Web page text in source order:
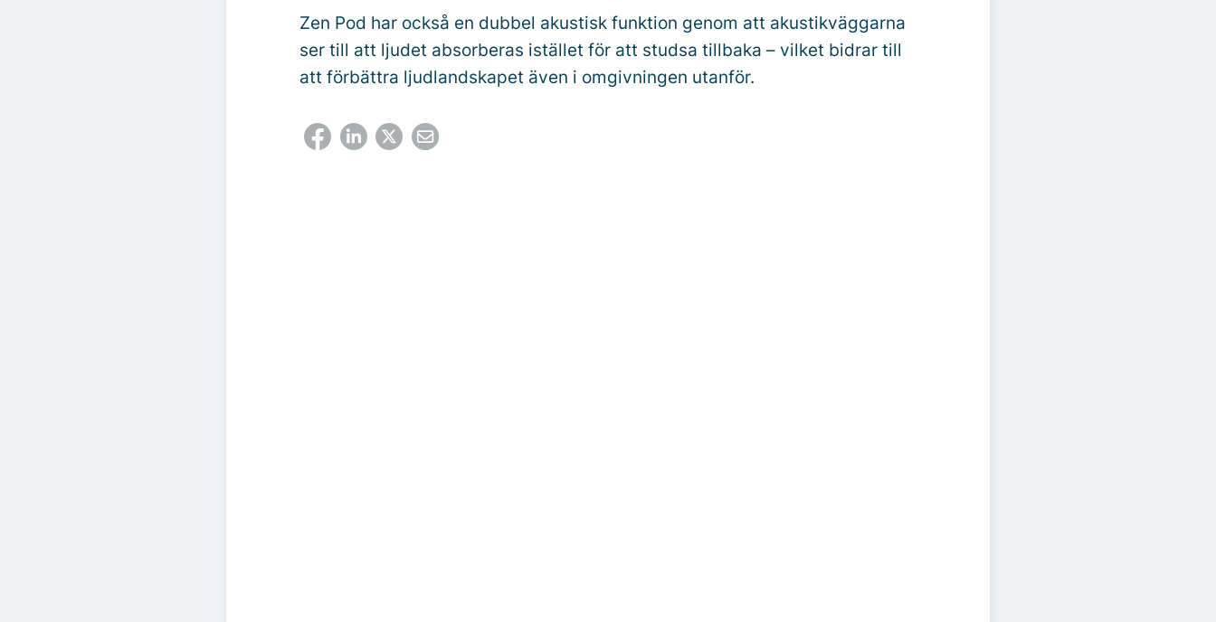
Zen Pod har också en dubbel akustisk funktion genom att akustikväggarna
ser till att ljudet absorberas istället för att studsa tillbaka – vilket bidrar till
att förbättra ljudlandskapet även i omgivningen utanför.